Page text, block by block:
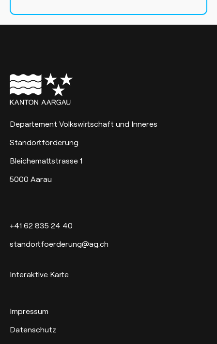
Departement Volkswirtschaft und Inneres
Standortförderung
Bleichemattstrasse 1
5000 Aarau
+41 62 835 24 40
standortfoerderung@ag.ch
Interaktive Karte
Impressum
Datenschutz